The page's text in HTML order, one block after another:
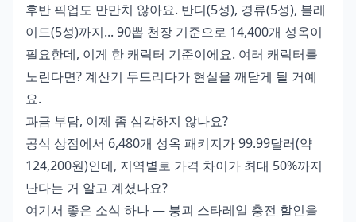
후반 픽업도 만만치 않아요. 반디(5성), 경류(5성), 블레
이드(5성)까지... 90뽑 천장 기준으로 14,400개 성옥이
필요한데, 이게 한 캐릭터 기준이에요. 여러 캐릭터를
노린다면? 계산기 두드리다가 현실을 깨닫게 될 거예
요.
과금 부담, 이제 좀 심각하지 않나요?
공식 상점에서 6,480개 성옥 패키지가 99.99달러(약
124,200원)인데, 지역별로 가격 차이가 최대 50%까지
난다는 거 알고 계셨나요?
여기서 좋은 소식 하나 — 붕괴 스타레일 충전 할인을